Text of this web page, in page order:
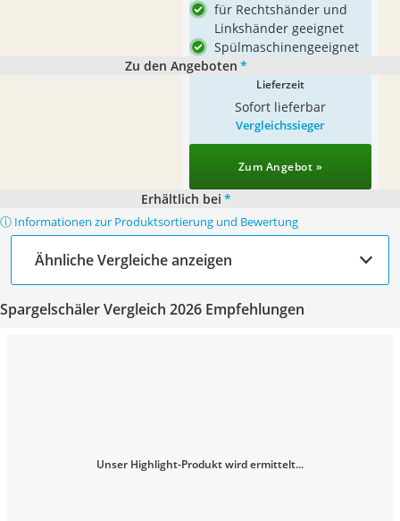
für Rechtshänder und
Linkshänder geeignet
Spülmaschinengeeignet
Zu den Angeboten *
Lieferzeit
Sofort lieferbar
Vergleichssieger
Zum Angebot »
Erhältlich bei *
ⓘ Informationen zur Produktsortierung und Bewertung
Ähnliche Vergleiche anzeigen
Spargelschäler Vergleich 2026 Empfehlungen
Unser Highlight-Produkt wird ermittelt...